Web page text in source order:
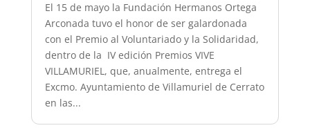
El 15 de mayo la Fundación Hermanos Ortega
Arconada tuvo el honor de ser galardonada
con el Premio al Voluntariado y la Solidaridad,
dentro de la IV edición Premios VIVE
VILLAMURIEL, que, anualmente, entrega el
Excmo. Ayuntamiento de Villamuriel de Cerrato
en las...